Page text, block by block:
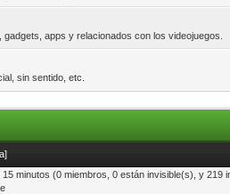
apps y relacionados con los videojuegos.
sin sentido, etc.
]
minutos (0 miembros, 0 están invisible(s), y 219